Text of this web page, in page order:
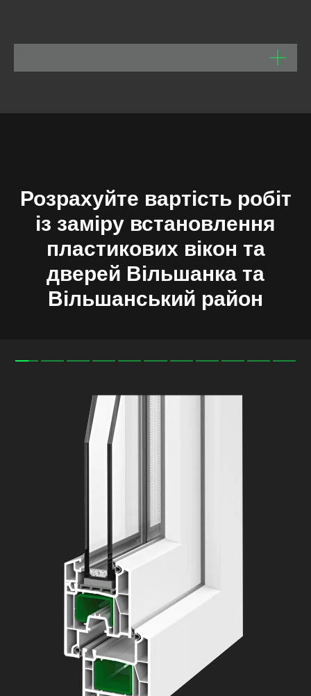
Розрахуйте вартість робіт
із заміру встановлення
пластикових вікон та
дверей Вільшанка та
Вільшанський район